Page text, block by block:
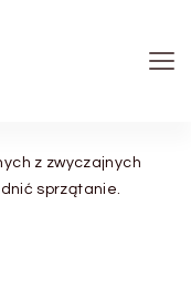
z zwyczajnych
sprzątanie.